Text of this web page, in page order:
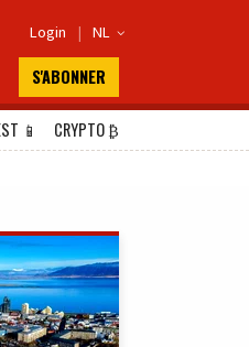
Login | NL 
S'ABONNER
📱 CRYPTO₿